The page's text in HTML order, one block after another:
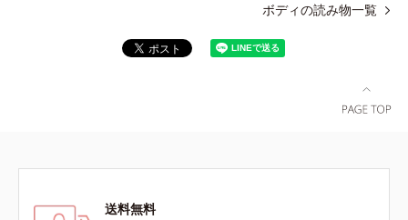
ボディの読み物一覧
送料無料